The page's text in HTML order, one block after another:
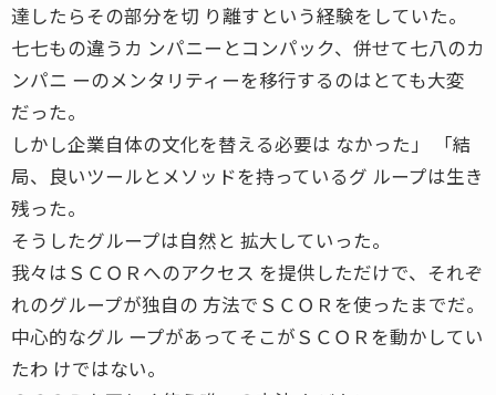
達したらその部分を切 り離すという経験をしていた。
七七もの違うカ ンパニーとコンパック、併せて七八のカ
ンパニ ーのメンタリティーを移行するのはとても大変
だった。
しかし企業自体の文化を替える必要は なかった」 「結
局、良いツールとメソッドを持っているグ ループは生き
残った。
そうしたグループは自然と 拡大していった。
我々はＳＣＯＲへのアクセス を提供しただけで、それぞ
れのグループが独自の 方法でＳＣＯＲを使ったまでだ。
中心的なグル ープがあってそこがＳＣＯＲを動かしてい
たわ けではない。